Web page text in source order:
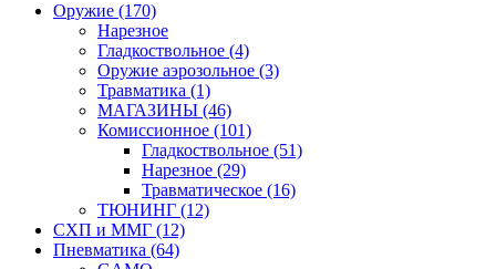
Оружие (170)
Нарезное
Гладкоствольное (4)
Оружие аэрозольное (3)
Травматика (1)
МАГАЗИНЫ (46)
Комиссионное (101)
Гладкоствольное (51)
Нарезное (29)
Травматическое (16)
ТЮНИНГ (12)
СХП и ММГ (12)
Пневматика (64)